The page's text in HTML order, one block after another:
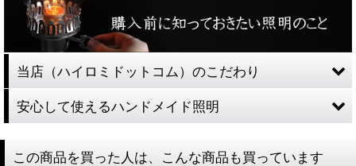
当店（ハイロミドットコム）のこだわり
安心して使えるハンドメイド照明
この商品を買った人は、こんな商品も買っています